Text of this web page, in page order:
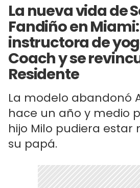
La nueva vida de
Fandiño en
instructora de
Coach y se
Residente
La modelo abandonó
hace un año y medio
hijo Milo pudiera estar
su papá.